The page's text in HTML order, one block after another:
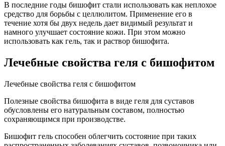
В последние годы бишофит стали использовать как неплохое
средство для борьбы с целлюлитом. Применение его в
течение хотя бы двух недель дает видимый результат и
намного улучшает состояние кожи. При этом можно
использовать как гель, так и раствор бишофита.
Лечебные свойства геля с бишофитом
Лечебные свойства геля с бишофитом
Полезные свойства бишофита в виде геля для суставов
обусловлены его натуральным составом, полностью
сохраняющимся при производстве.
Бишофит гель способен облегчить состояние при таких